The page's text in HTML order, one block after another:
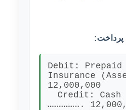
Debit: Prepaid
Insurance
12,000,000
Credit:
……………….